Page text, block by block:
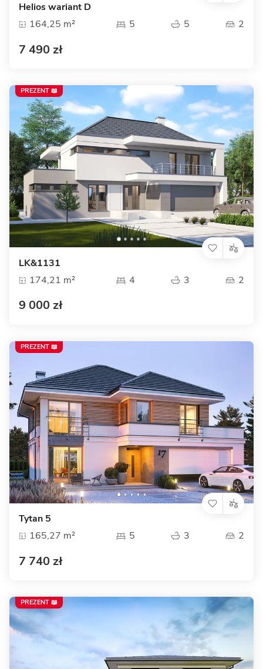
Helios wariant D
164,25 m²
5 5 2
7 490 zł
LK&1131
174,21 m²
4 3 2
9 000 zł
PREZENT 📖
Tytan 5
165,27 m²
5 3 2
7 740 zł
PREZENT 📖
PREZENT 📖